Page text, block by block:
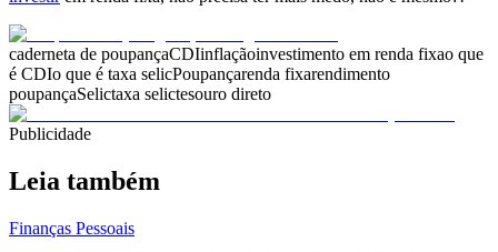
caderneta de poupançaCDIinflaçãoinvestimento em renda fixao que
é CDIo que é taxa selicPoupançarenda fixarendimento
poupançaSelictaxa selictesouro direto
Publicidade
Leia também
Finanças Pessoais